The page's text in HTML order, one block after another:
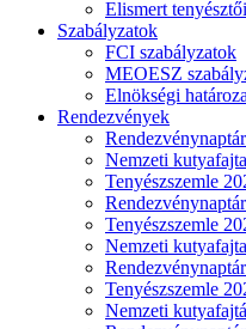
Elismert
Szabályzatok
FCI szabályzatok
MEOESZ
Elnökségi
Rendezvények
Nemzeti
Tenyészszemle
Tenyészszemle
Nemzeti
Tenyészszemle
Nemzeti